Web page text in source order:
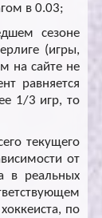
в 0.03;
сезоне
(игры,
на сайте не
равняется
1/3 игр, то
текущего
от
в реальных
по